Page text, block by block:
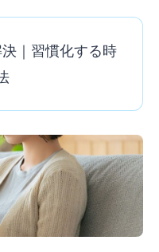
｜習慣化する時